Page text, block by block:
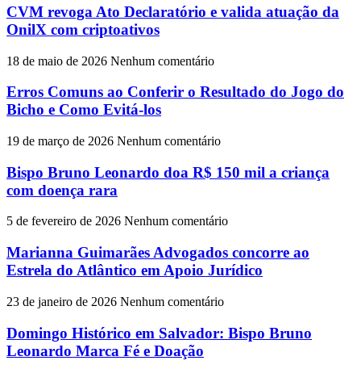
CVM revoga Ato Declaratório e valida atuação da
OnilX com criptoativos
18 de maio de 2026 Nenhum comentário
Erros Comuns ao Conferir o Resultado do Jogo do
Bicho e Como Evitá-los
19 de março de 2026 Nenhum comentário
Bispo Bruno Leonardo doa R$ 150 mil a criança
com doença rara
5 de fevereiro de 2026 Nenhum comentário
Marianna Guimarães Advogados concorre ao
Estrela do Atlântico em Apoio Jurídico
23 de janeiro de 2026 Nenhum comentário
Domingo Histórico em Salvador: Bispo Bruno
Leonardo Marca Fé e Doação